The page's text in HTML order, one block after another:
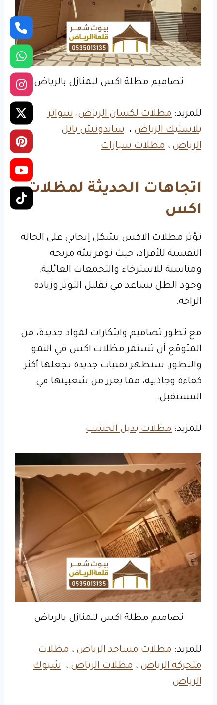
تصاميم مظلة اكس للمنازل بالرياض
للمزيد: مظلات لكسان الرياض، سواتر
بلاستيك الرياض ، ساندوتش بانل
الرياض ، مظلات سيارات
اتجاهات الحديثة لمظلات
اكس
تؤثر مظلات الاكس بشكل إيجابي على الحالة
النفسية للأفراد، حيث توفر بيئة مريحة
ومناسبة للاسترخاء والتجمعات العائلية.
وجود الظل يساعد في تقليل التوتر وزيادة
الراحة.
مع تطور تصاميم وابتكارات لمواد جديدة، من
المتوقع أن تستمر مظلات اكس في النمو
والتطور. ستظهر تقنيات جديدة تجعلها أكثر
كفاءة وجاذبية، مما يعزز من شعبيتها في
المستقبل.
للمزيد: مظلات بديل الخشب
تصاميم مظلة اكس للمنازل بالرياض
للمزيد: مظلات مساجد الرياض ، مظلات
متحركة الرياض ، مظلات الرياض ، شبوك
الرياض